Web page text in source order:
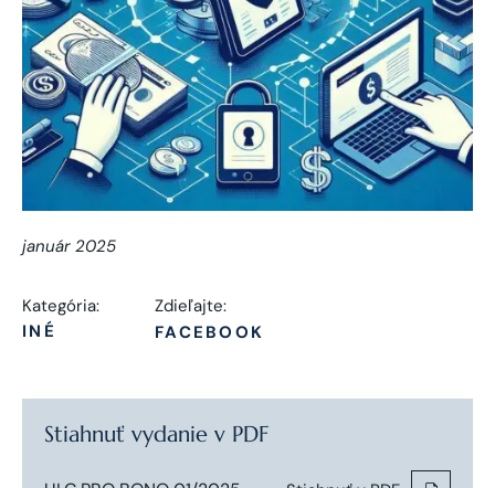
január 2025
Kategória:
INÉ
Zdieľajte:
FACEBOOK
Stiahnuť vydanie v PDF